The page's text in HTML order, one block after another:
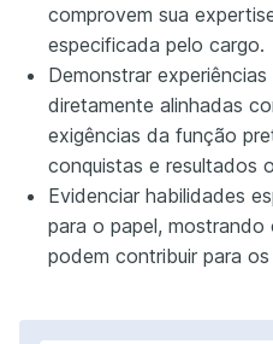
comprovem sua
especificada pelo cargo.
Demonstrar
diretamente alinhadas
exigências da função
conquistas e resultados
Evidenciar habilidades
para o papel,
podem contribuir para